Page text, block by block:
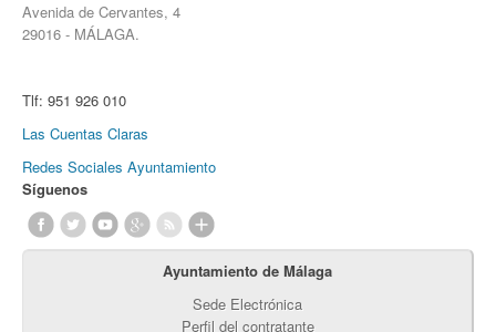
Avenida de Cervantes, 4
29016 - MÁLAGA.
Tlf: 951 926 010
Las Cuentas Claras
Redes Sociales Ayuntamiento
Síguenos
Ayuntamiento de Málaga
Sede Electrónica
Perfil del contratante